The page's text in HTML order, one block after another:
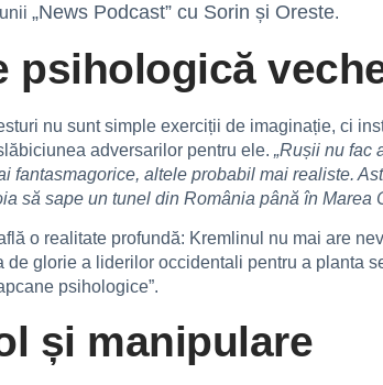
„News Podcast” cu Sorin și Oreste.
psihologică
nu sunt simple exerciții de imaginație, ci
adversarilor pentru ele. „Rușii nu fac
fantasmagorice, altele probabil mai realiste.
să sape un tunel din România până în Marea
o realitate profundă: Kremlinul nu mai are
de glorie a liderilor occidentali pentru a planta
psihologice”.
și manipulare